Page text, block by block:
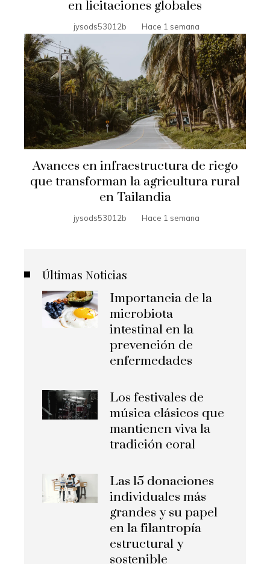
en licitaciones globales
jysods53012b Hace 1 semana
Avances en infraestructura de riego
que transforman la agricultura rural
en Tailandia
jysods53012b Hace 1 semana
Últimas Noticias
Importancia de la
microbiota
intestinal en la
prevención de
enfermedades
Los festivales de
música clásicos que
mantienen viva la
tradición coral
Las 15 donaciones
individuales más
grandes y su papel
en la filantropía
estructural y
sostenible